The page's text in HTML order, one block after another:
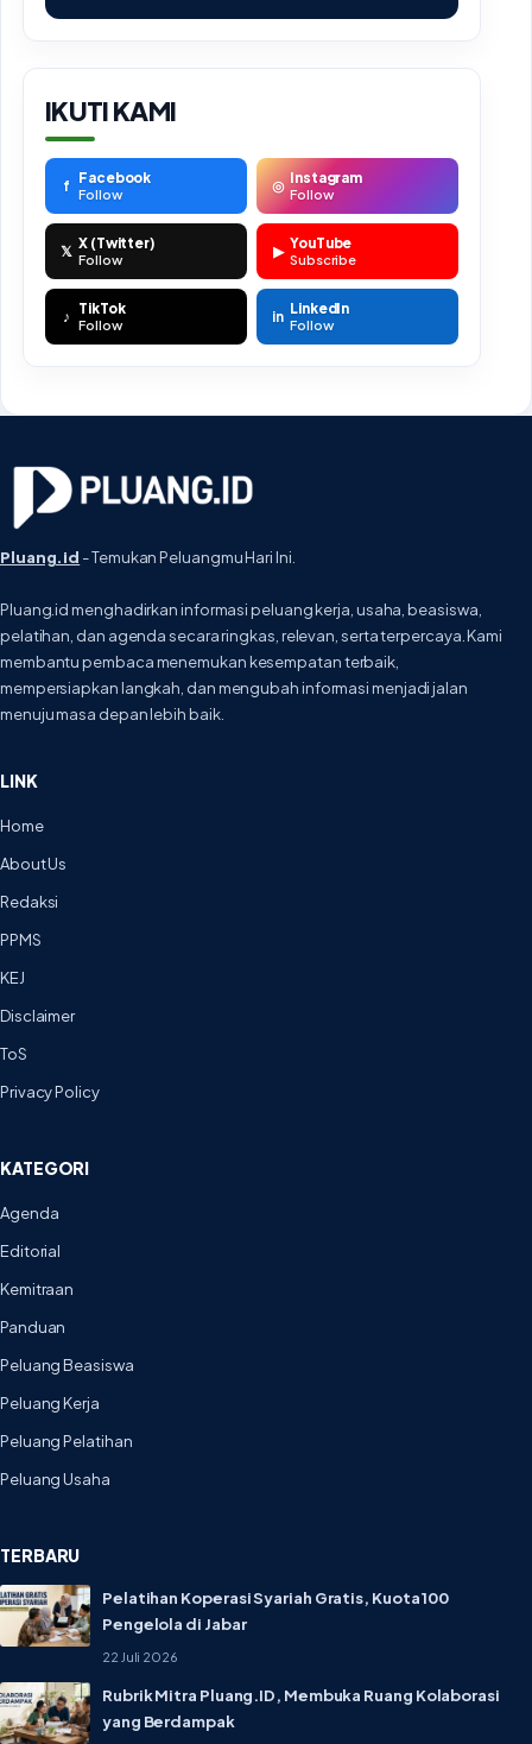
IKUTI KAMI
f Facebook
Follow ◎ Instagram
Follow
𝕏 X (Twitter)
Follow ▶ YouTube
Subscribe
♪ TikTok
Follow in LinkedIn
Follow
Pluang.id - Temukan Peluangmu Hari Ini.
Pluang.id menghadirkan informasi peluang kerja, usaha, beasiswa,
pelatihan, dan agenda secara ringkas, relevan, serta terpercaya. Kami
membantu pembaca menemukan kesempatan terbaik,
mempersiapkan langkah, dan mengubah informasi menjadi jalan
menuju masa depan lebih baik.
LINK
Home
About Us
Redaksi
PPMS
KEJ
Disclaimer
ToS
Privacy Policy
KATEGORI
Agenda
Editorial
Kemitraan
Panduan
Peluang Beasiswa
Peluang Kerja
Peluang Pelatihan
Peluang Usaha
TERBARU
Pelatihan Koperasi Syariah Gratis, Kuota 100
Pengelola di Jabar
22 Juli 2026
Rubrik Mitra Pluang.ID, Membuka Ruang Kolaborasi
yang Berdampak